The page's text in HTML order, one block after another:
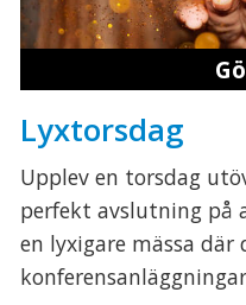
Lyxtorsdag
Upplev en torsdag
perfekt avslutning på
en lyxigare mässa